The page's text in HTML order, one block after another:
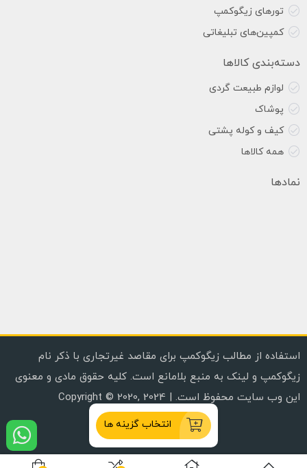
تورهای زیگوکمپ
کمپین‌های تبلیغاتی
دسته‌بندی کالاها
لوازم طبیعت گردی
پوشاک
کیف و کوله پشتی
همه کالاها
نمادها
استفاده از مطالب زیگوکمپ برای مقاصد غیرتجاری با ذکر نام
زیگوکمپ و لینک به منبع بلامانع است. کلیه حقوق مادی و معنوی
این وب سایت محفوظ است. | Copyright © 2020, 2024
انتخاب گزینه ها